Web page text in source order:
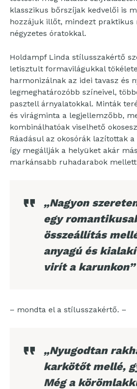
klasszikus bőrszíjak kedvelői is
hozzájuk illőt, mindezt praktikus
négyzetes óratokkal.
Holdampf Linda stílusszakértő
letisztult formavilágukkal
harmonizálnak az idei tavasz és
legmeghatározóbb színeivel,
pasztell árnyalatokkal. Minták
és virágminta a legjellemzőbb,
kombinálhatóak viselhető
Ráadásul az okosórák lazítottak
így megállják a helyüket akár
markánsabb ruhadarabok mellett
„Nagyon
egy
összeállítás
anyagú és
virít a karunkon”
– mondta el a stílusszakértő. –
„Nyugodtan
karkötőt mellé,
Még a